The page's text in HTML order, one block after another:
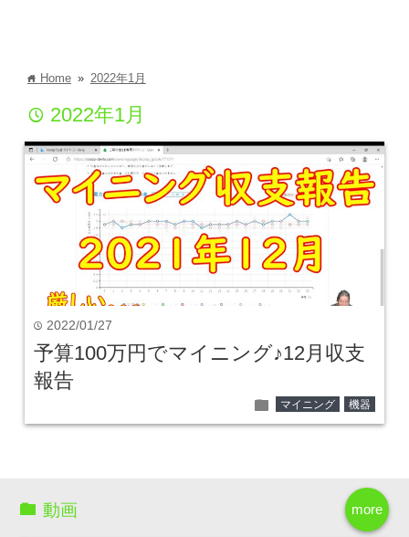
home Home » 2022年1月
time 2022年1月
time 2022/01/27
予算100万円でマイニング♪12月収支
報告
folder マイニング 機器
more
動画